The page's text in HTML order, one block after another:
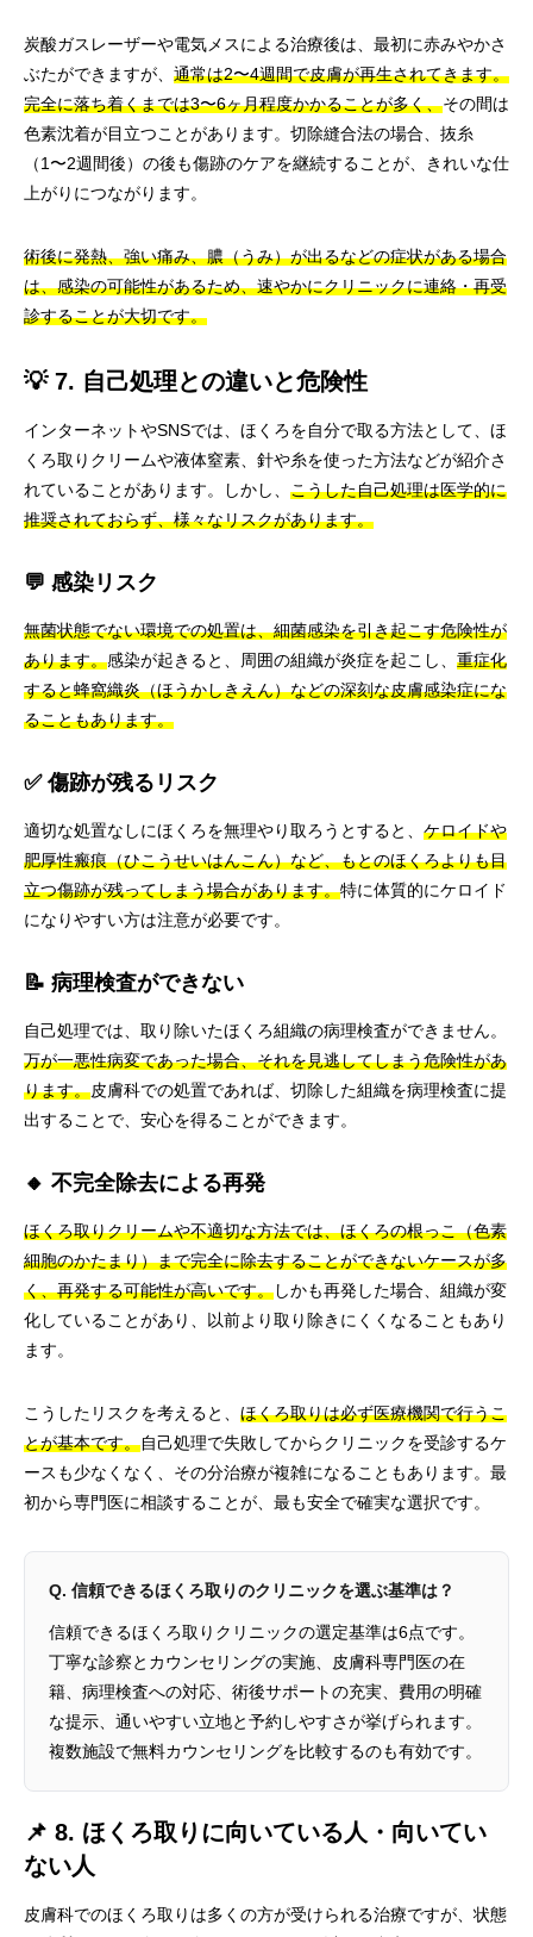
炭酸ガスレーザーや電気メスによる治療後は、最初に赤みやかさ
ぶたができますが、 通常は2〜4週間で皮膚が再生されてきます。
完全に落ち着くまでは3〜6ヶ月程度かかることが多く、その間は
色素沈着が目立つことがあります。切除縫合法の場合、抜糸
（1〜2週間後）の後も傷跡のケアを継続することが、きれいな仕
上がりにつながります。
術後に発熱、強い痛み、膿（うみ）が出るなどの症状がある場合
は、感染の可能性があるため、速やかにクリニックに連絡・再受
診することが大切です。
💡 7. 自己処理との違いと危険性
インターネットやSNSでは、ほくろを自分で取る方法として、ほ
くろ取りクリームや液体窒素、針や糸を使った方法などが紹介さ
れていることがあります。しかし、 こうした自己処理は医学的に
推奨されておらず、様々なリスクがあります。
💬 感染リスク
無菌状態でない環境での処置は、細菌感染を引き起こす危険性が
あります。感染が起きると、周囲の組織が炎症を起こし、 重症化
すると蜂窩織炎（ほうかしきえん）などの深刻な皮膚感染症にな
ることもあります。
✅ 傷跡が残るリスク
適切な処置なしにほくろを無理やり取ろうとすると、 ケロイドや
肥厚性瘢痕（ひこうせいはんこん）など、もとのほくろよりも目
立つ傷跡が残ってしまう場合があります。特に体質的にケロイド
になりやすい方は注意が必要です。
📝 病理検査ができない
自己処理では、取り除いたほくろ組織の病理検査ができません。
万が一悪性病変であった場合、それを見逃してしまう危険性があ
ります。皮膚科での処置であれば、切除した組織を病理検査に提
出することで、安心を得ることができます。
🔸 不完全除去による再発
ほくろ取りクリームや不適切な方法では、ほくろの根っこ（色素
細胞のかたまり）まで完全に除去することができないケースが多
く、再発する可能性が高いです。しかも再発した場合、組織が変
化していることがあり、以前より取り除きにくくなることもあり
ます。
こうしたリスクを考えると、 ほくろ取りは必ず医療機関で行うこ
とが基本です。自己処理で失敗してからクリニックを受診するケ
ースも少なくなく、その分治療が複雑になることもあります。最
初から専門医に相談することが、最も安全で確実な選択です。
Q. 信頼できるほくろ取りのクリニックを選ぶ基準は？
信頼できるほくろ取りクリニックの選定基準は6点です。
丁寧な診察とカウンセリングの実施、皮膚科専門医の在
籍、病理検査への対応、術後サポートの充実、費用の明確
な提示、通いやすい立地と予約しやすさが挙げられます。
複数施設で無料カウンセリングを比較するのも有効です。
📌 8. ほくろ取りに向いている人・向いてい
ない人
皮膚科でのほくろ取りは多くの方が受けられる治療ですが、状態